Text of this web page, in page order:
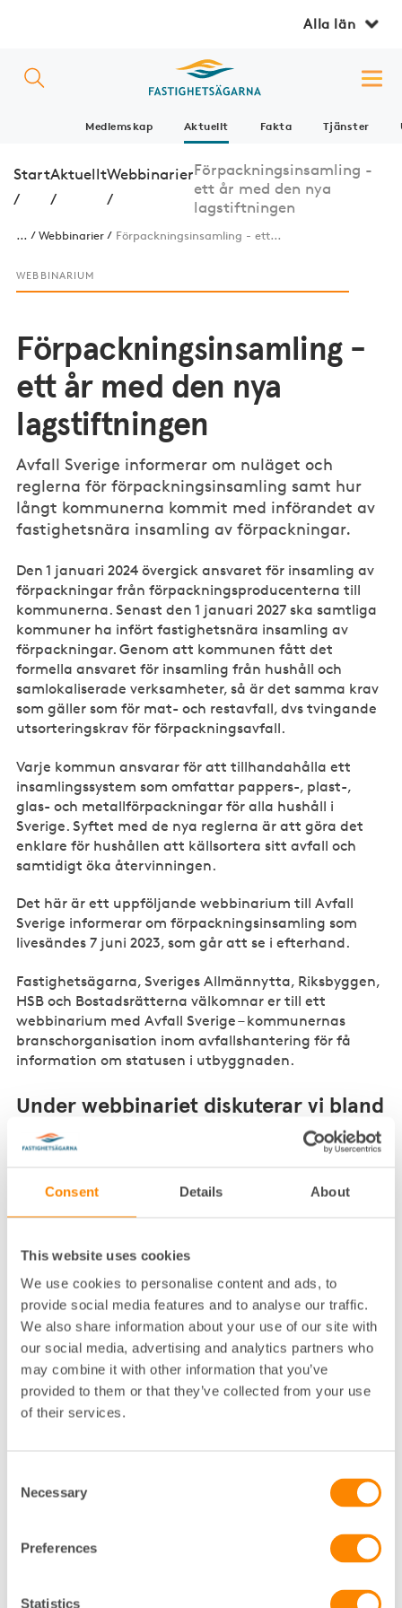
Consent Details About
This website uses cookies
We use cookies to personalise content and ads, to
provide social media features and to analyse our traffic.
We also share information about your use of our site with
our social media, advertising and analytics partners who
may combine it with other information that you’ve
provided to them or that they’ve collected from your use
of their services.
Selection
Necessary
Preferences
Statistics
Alla län
Medlemskap Aktuellt Fakta Tjänster
Start
/
Aktuellt
/
Webbinarier
/
Förpackningsinsamling -
ett år med den nya
lagstiftningen
... Webbinarier Förpackningsinsamling - ett...
WEBBINARIUM
Förpackningsinsamling -
ett år med den nya
lagstiftningen
Avfall Sverige informerar om nuläget och
reglerna för förpackningsinsamling samt hur
långt kommunerna kommit med införandet av
fastighetsnära insamling av förpackningar.
Den 1 januari 2024 övergick ansvaret för insamling av
förpackningar från förpackningsproducenterna till
kommunerna. Senast den 1 januari 2027 ska samtliga
kommuner ha infört fastighetsnära insamling av
förpackningar. Genom att kommunen fått det
formella ansvaret för insamling från hushåll och
samlokaliserade verksamheter, så är det samma krav
som gäller som för mat- och restavfall, dvs tvingande
utsorteringskrav för förpackningsavfall.
Varje kommun ansvarar för att tillhandahålla ett
insamlingssystem som omfattar pappers-, plast-,
glas- och metallförpackningar för alla hushåll i
Sverige. Syftet med de nya reglerna är att göra det
enklare för hushållen att källsortera sitt avfall och
samtidigt öka återvinningen.
Det här är ett uppföljande webbinarium till Avfall
Sverige informerar om förpackningsinsamling som
livesändes 7 juni 2023, som går att se i efterhand.
Fastighetsägarna, Sveriges Allmännytta, Riksbyggen,
HSB och Bostadsrätterna välkomnar er till ett
webbinarium med Avfall Sverige – kommunernas
branschorganisation inom avfallshantering för få
information om statusen i utbyggnaden.
Under webbinariet diskuterar vi bland
annat:
bostadsrättsföreningar av de nya reglerna?
Vilka krav kan ställas på enskilda fastighetsägare?
sitt insamlingssystem?
Hur långt har kommunerna kommit i utbyggnaden
av insamlingssystemen?
Kommer ersättningen från producenterna att
täcka fastighetsinnehavarens kostnader?
Talare
Patrizia Finessi, Expert Miljö, Fastighet & Hållbarhet,
Sveriges Allmännytta
Avfall Sverige
avfallstaxor, upphandling, Avfall Sverige